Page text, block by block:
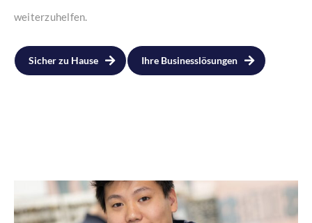
weiterzuhelfen.
Sicher zu Hause Ihre Businesslösungen